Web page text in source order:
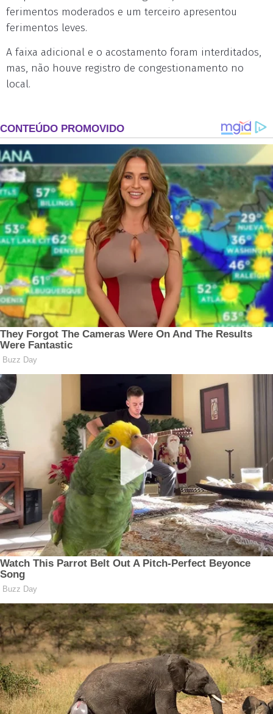
ferimentos moderados e um terceiro apresentou
ferimentos leves.
A faixa adicional e o acostamento foram interditados,
mas, não houve registro de congestionamento no
local.